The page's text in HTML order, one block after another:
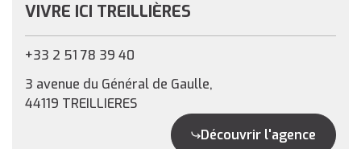
VIVRE ICI TREILLIÈRES
+33 2 51 78 39 40
3 avenue du Général de Gaulle,
44119 TREILLIERES
Découvrir l'agence